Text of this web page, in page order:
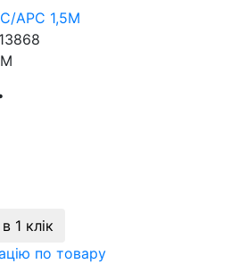
1 клік
по товару